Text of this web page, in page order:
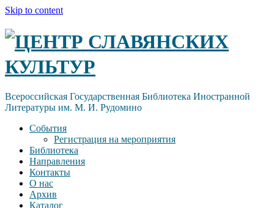
Skip to content
ЦЕНТР СЛАВЯНСКИХ
КУЛЬТУР
Всероссийская Государственная Библиотека Иностранной
Литературы им. М. И. Рудомино
События
Регистрация на мероприятия
Библиотека
Направления
Контакты
О нас
Архив
Каталог